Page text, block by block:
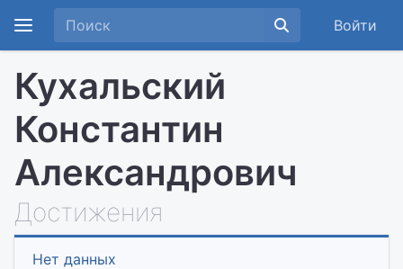
Войти
Кухальский
Константин
Александрович
Достижения
Нет данных